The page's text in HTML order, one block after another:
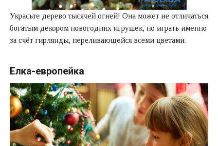
Украсьте дерево тысячей огней! Она может не отличаться
богатым декором новогодних игрушек, но играть именно
за счёт гирлянды, переливающейся всеми цветами.
Елка-европейка